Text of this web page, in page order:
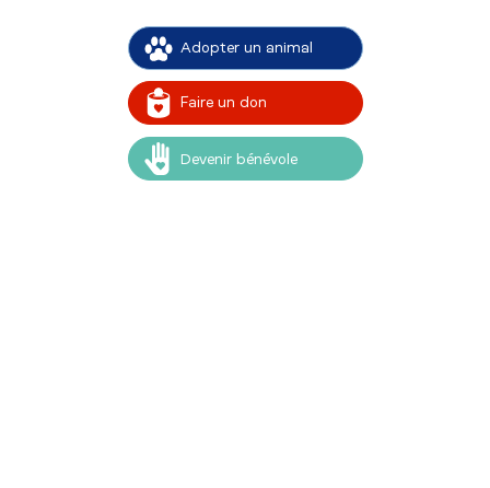
Adopter un animal
Faire un don
Devenir bénévole